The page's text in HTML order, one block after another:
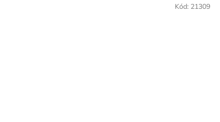
Kód: 21309